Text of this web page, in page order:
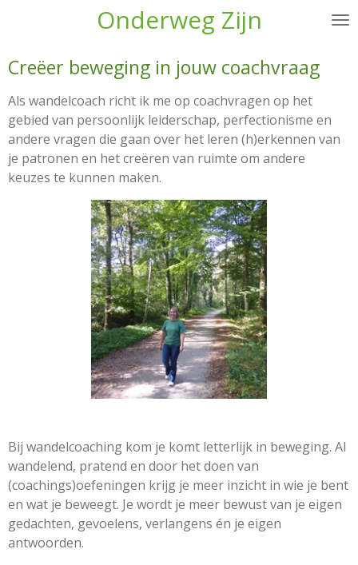
de
hoofdinhoud
Onderweg Zijn
Creëer beweging in jouw coachvraag
Als wandelcoach richt ik me op coachvragen op het
gebied van persoonlijk leiderschap, perfectionisme en
andere vragen die gaan over het leren (h)erkennen van
je patronen en het creëren van ruimte om andere
keuzes te kunnen maken.
Bij wandelcoaching kom je komt letterlijk in beweging. Al
wandelend, pratend en door het doen van
(coachings)oefeningen krijg je meer inzicht in wie je bent
en wat je beweegt. Je wordt je meer bewust van je eigen
gedachten, gevoelens, verlangens én je eigen
antwoorden.